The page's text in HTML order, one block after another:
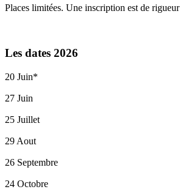
Places limitées. Une inscription est de rigueur
Les dates 2026
20 Juin*
27 Juin
25 Juillet
29 Aout
26 Septembre
24 Octobre